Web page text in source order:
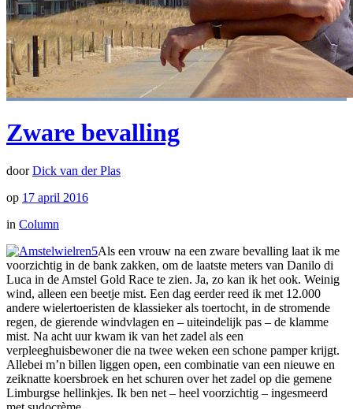
Zware bevalling
doorDick van der Plas
op 17 april 2016
in Column
Als een vrouw na een zware bevalling laat ik me
voorzichtig in de bank zakken, om de laatste meters van Danilo di
Luca in de Amstel Gold Race te zien. Ja, zo kan ik het ook. Weinig
wind, alleen een beetje mist. Een dag eerder reed ik met 12.000
andere wielertoeristen de klassieker als toertocht, in de stromende
regen, de gierende windvlagen en – uiteindelijk pas – de klamme
mist. Na acht uur kwam ik van het zadel als een
verpleeghuisbewoner die na twee weken een schone pamper krijgt.
Allebei m’n billen liggen open, een combinatie van een nieuwe en
zeiknatte koersbroek en het schuren over het zadel op die gemene
Limburgse hellinkjes. Ik ben net – heel voorzichtig – ingesmeerd